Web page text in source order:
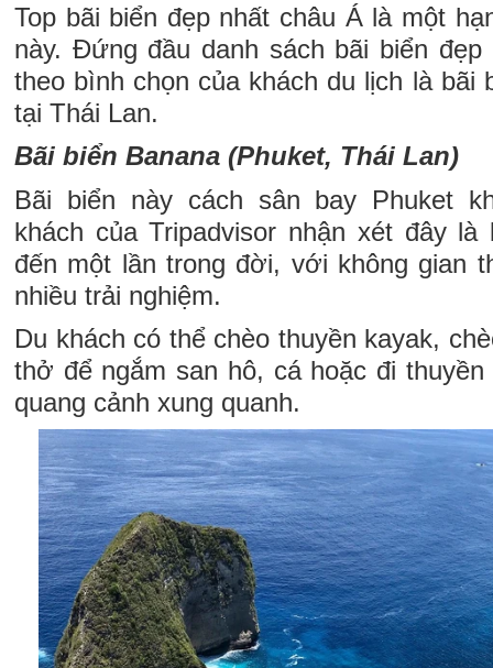
Top bãi biển đẹp nhất châu Á là một
này. Đứng đầu danh sách bãi biển
theo bình chọn của khách du lịch là bãi
tại Thái Lan.
Bãi biển Banana (Phuket, Thái Lan)
Bãi biển này cách sân bay Phuket
khách của Tripadvisor nhận xét đây
đến một lần trong đời, với không gian
nhiều trải nghiệm.
Du khách có thể chèo thuyền kayak,
thở để ngắm san hô, cá hoặc đi
quang cảnh xung quanh.